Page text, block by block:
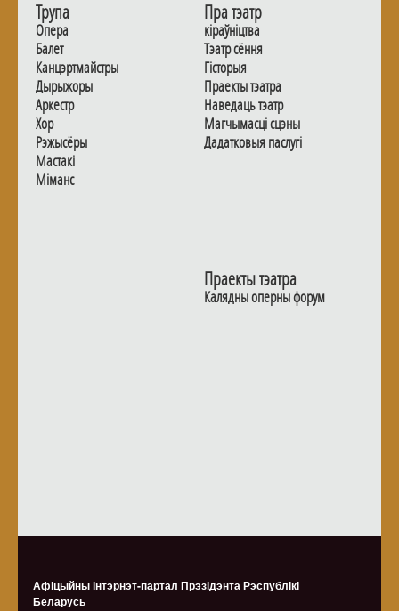
Трупа
Опера
Балет
Канцэртмайстры
Дырыжоры
Аркестр
Хор
Рэжысёры
Мастакі
Мiманс
Пра тэатр
кіраўніцтва
Тэатр сёння
Гiсторыя
Праекты тэатра
Наведаць тэатр
Магчымасцi сцэны
Дадаткoвыя паслугi
Праекты тэатра
Калядны оперны форум
Афіцыйны інтэрнэт-партал Прэзідэнта Рэспублікі
Беларусь